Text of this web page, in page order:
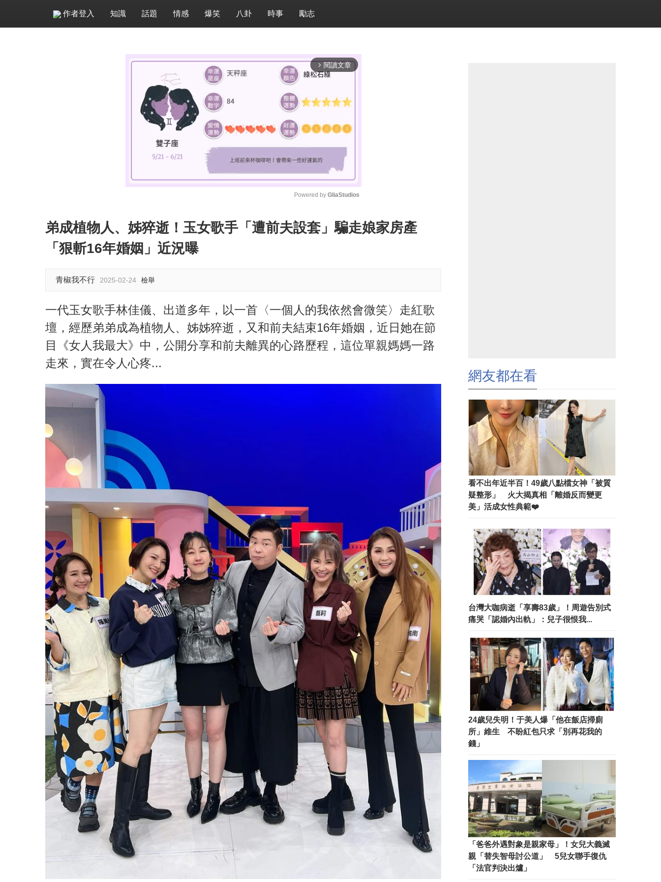
作者登入 知識 話題 情感 爆笑 八卦 時事 勵志
arrow_forward_ios 閱讀文章
M
u
Powered by GliaStudios
弟成植物人、姊猝逝！玉女歌手「遭前夫設套」騙走娘家房產
「狠斬16年婚姻」近況曝
青椒我不行 2025-02-24 檢舉
一代玉女歌手林佳儀、出道多年，以一首〈一個人的我依然會微笑〉走紅歌
壇，經歷弟弟成為植物人、姊姊猝逝，又和前夫結束16年婚姻，近日她在節
目《女人我最大》中，公開分享和前夫離異的心路歷程，這位單親媽媽一路
走來，實在令人心疼...
網友都在看
看不出年近半百！49歲八點檔女神「被質
疑整形」 火大揭真相「離婚反而變更
美」活成女性典範❤️
台灣大咖病逝「享壽83歲」！周遊告別式
痛哭「認婚內出軌」：兒子很恨我...
24歲兒失明！于美人爆「他在飯店掃廁
所」維生 不盼紅包只求「別再花我的
錢」
「爸爸外遇對象是親家母」！女兒大義滅
親「替失智母討公道」 5兒女聯手復仇
「法官判決出爐」